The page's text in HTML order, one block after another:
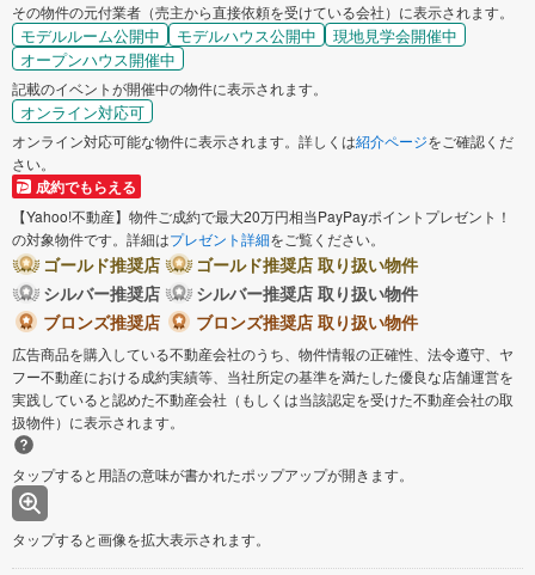
その物件の元付業者（売主から直接依頼を受けている会社）に表示されます。
モデルルーム公開中 モデルハウス公開中
現地見学会開催中
オープンハウス開催中
記載のイベントが開催中の物件に表示されます。
オンライン対応可
オンライン対応可能な物件に表示されます。詳しくは紹介ページをご確認くだ
さい。
成約でもらえる
【Yahoo!不動産】物件ご成約で最大20万円相当PayPayポイントプレゼント！
の対象物件です。詳細はプレゼント詳細をご覧ください。
ゴールド推奨店
ゴールド推奨店 取り扱い物件
シルバー推奨店
シルバー推奨店 取り扱い物件
ブロンズ推奨店
ブロンズ推奨店 取り扱い物件
広告商品を購入している不動産会社のうち、物件情報の正確性、法令遵守、ヤ
フー不動産における成約実績等、当社所定の基準を満たした優良な店舗運営を
実践していると認めた不動産会社（もしくは当該認定を受けた不動産会社の取
扱物件）に表示されます。
タップすると用語の意味が書かれたポップアップが開きます。
タップすると画像を拡大表示されます。